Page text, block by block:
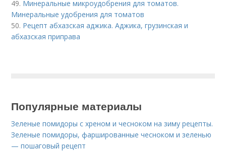
49. Минеральные микроудобрения для томатов.
Минеральные удобрения для томатов
50. Рецепт абхазская аджика. Аджика, грузинская и
абхазская приправа
Популярные материалы
Зеленые помидоры с хреном и чесноком на зиму рецепты.
Зеленые помидоры, фаршированные чесноком и зеленью
— пошаговый рецепт